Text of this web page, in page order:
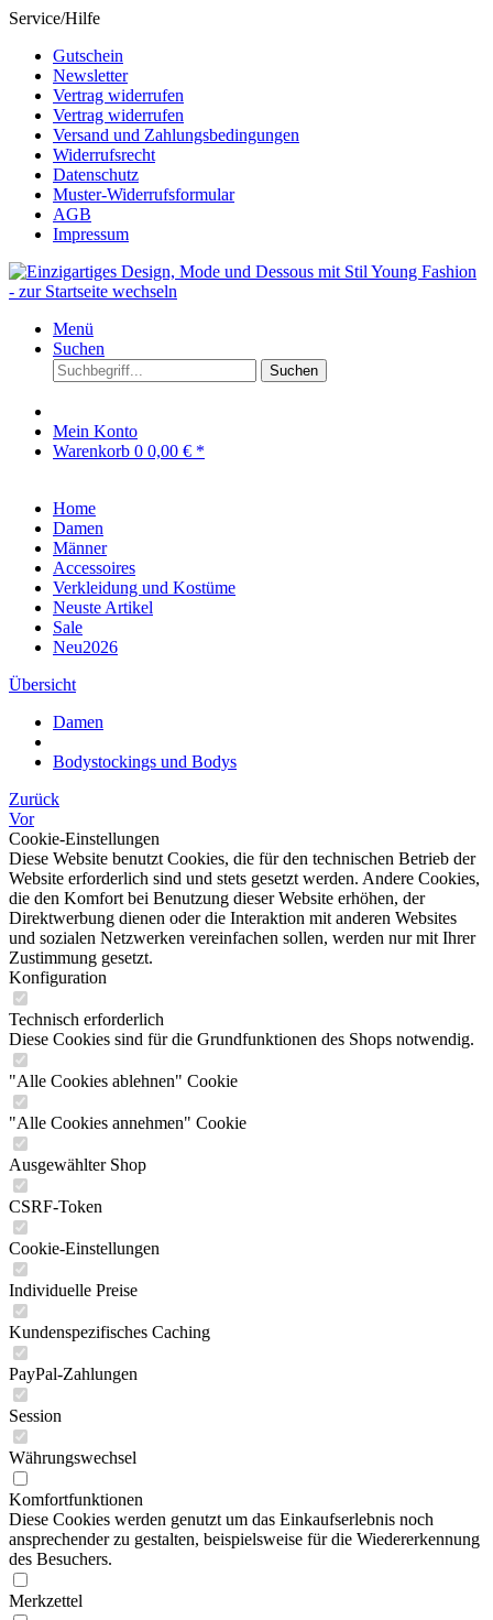
Service/Hilfe
Gutschein
Newsletter
Vertrag widerrufen
Vertrag widerrufen
Versand und Zahlungsbedingungen
Widerrufsrecht
Datenschutz
Muster-Widerrufsformular
AGB
Impressum
Menü
Suchen
Suchen
Mein Konto
Warenkorb 0 0,00 € *
Home
Damen
Männer
Accessoires
Verkleidung und Kostüme
Neuste Artikel
Sale
Neu2026
Übersicht
Damen
Bodystockings und Bodys
Zurück
Vor
Cookie-Einstellungen
Diese Website benutzt Cookies, die für den technischen Betrieb der
Website erforderlich sind und stets gesetzt werden. Andere Cookies,
die den Komfort bei Benutzung dieser Website erhöhen, der
Direktwerbung dienen oder die Interaktion mit anderen Websites
und sozialen Netzwerken vereinfachen sollen, werden nur mit Ihrer
Zustimmung gesetzt.
Konfiguration
Technisch erforderlich
Diese Cookies sind für die Grundfunktionen des Shops notwendig.
"Alle Cookies ablehnen" Cookie
"Alle Cookies annehmen" Cookie
Ausgewählter Shop
CSRF-Token
Cookie-Einstellungen
Individuelle Preise
Kundenspezifisches Caching
PayPal-Zahlungen
Session
Währungswechsel
Komfortfunktionen
Diese Cookies werden genutzt um das Einkaufserlebnis noch
ansprechender zu gestalten, beispielsweise für die Wiedererkennung
des Besuchers.
Merkzettel